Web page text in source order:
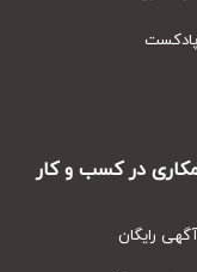
در کسب و کار
رایگان